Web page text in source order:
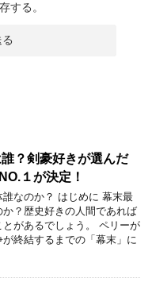
する。
？剣豪好きが選んだ
１が決定！
なのか？ はじめに 幕末最
？歴史好きの人間であれば
があるでしょう。 ペリーが
終結するまでの「幕末」に